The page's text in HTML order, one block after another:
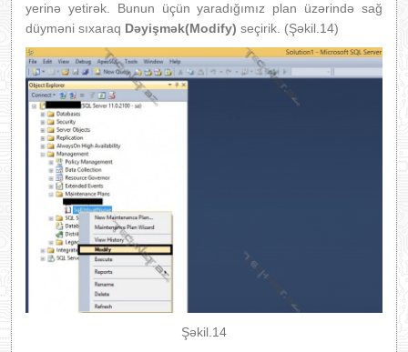
yerinə yetirək. Bunun üçün yaradığımız plan üzərində sağ
düyməni sıxaraq Dəyişmək(Modify) seçirik. (Şəkil.14)
Şəkil.14